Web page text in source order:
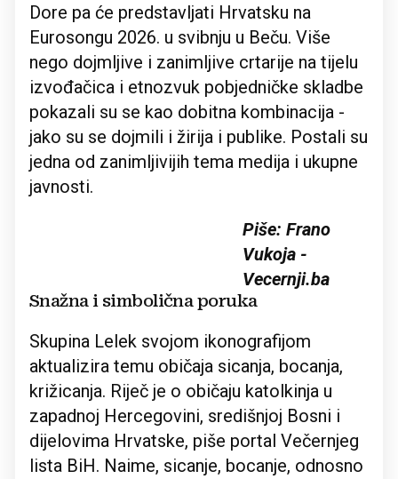
Dore pa će predstavljati Hrvatsku na
Eurosongu 2026. u svibnju u Beču. Više
nego dojmljive i zanimljive crtarije na tijelu
izvođačica i etnozvuk pobjedničke skladbe
pokazali su se kao dobitna kombinacija -
jako su se dojmili i žirija i publike. Postali su
jedna od zanimljivijih tema medija i ukupne
javnosti.
Piše: Frano
Vukoja -
Vecernji.ba
Snažna i simbolična poruka
Skupina Lelek svojom ikonografijom
aktualizira temu običaja sicanja, bocanja,
križicanja. Riječ je o običaju katolkinja u
zapadnoj Hercegovini, središnjoj Bosni i
dijelovima Hrvatske, piše portal Večernjeg
lista BiH. Naime, sicanje, bocanje, odnosno